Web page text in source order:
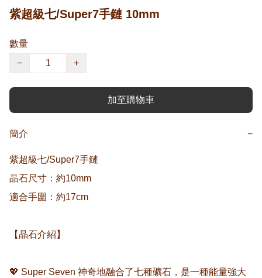
紫超級七/Super7手鏈 10mm
數量
−
+
加至購物車
簡介 −
紫超級七/Super7手鏈
晶石尺寸：約10mm
適合手圍：約17cm
【晶石介紹】
💖 Super Seven 神奇地融合了七種礦石，是一種能量強大